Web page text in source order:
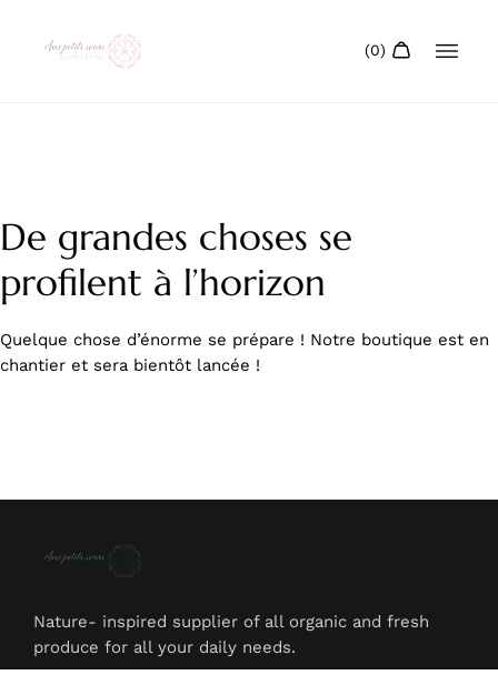
De grandes choses se
profilent à l’horizon
Quelque chose d’énorme se prépare ! Notre boutique est en
chantier et sera bientôt lancée !
Nature- inspired supplier of all organic and fresh
produce for all your daily needs.